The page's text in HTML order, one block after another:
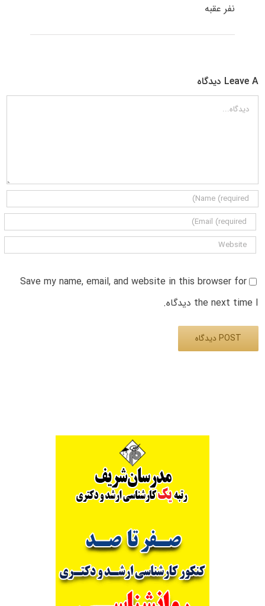
نفر عقبه
Leave A دیدگاه
دیدگاه
Save my name, email, and website in this browser for
the next time I دیدگاه.